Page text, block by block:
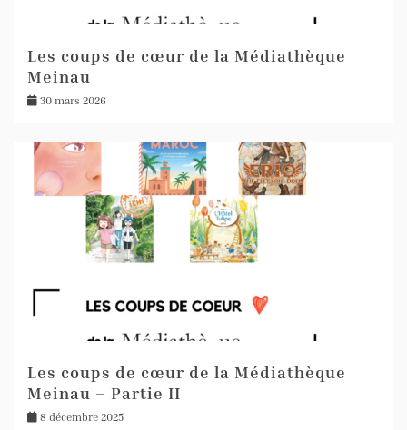
Les coups de cœur de la Médiathèque
Meinau
30 mars 2026
Les coups de cœur de la Médiathèque
Meinau – Partie II
8 décembre 2025